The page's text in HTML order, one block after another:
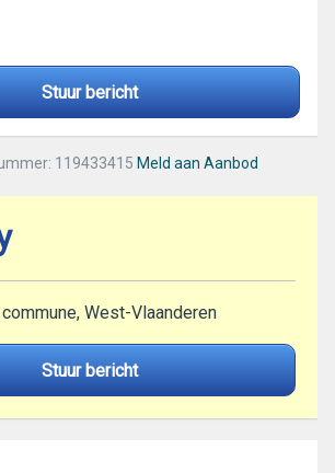
Stuur bericht
119433415 Meld aan Aanbod
West-Vlaanderen
Stuur bericht